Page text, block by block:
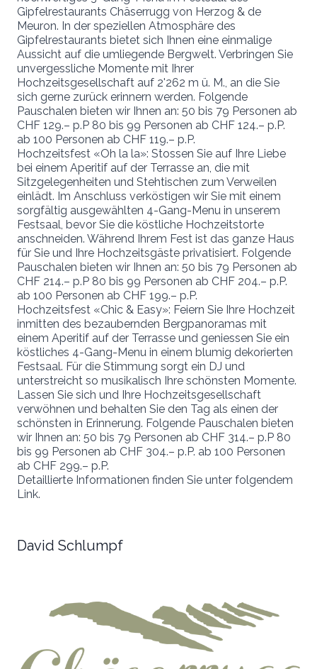
Gipfelrestaurants Chäserrugg von Herzog & de
Meuron. In der speziellen Atmosphäre des
Gipfelrestaurants bietet sich Ihnen eine einmalige
Aussicht auf die umliegende Bergwelt. Verbringen Sie
unvergessliche Momente mit Ihrer
Hochzeitsgesellschaft auf 2'262 m ü. M., an die Sie
sich gerne zurück erinnern werden. Folgende
Pauschalen bieten wir Ihnen an: 50 bis 79 Personen ab
CHF 129.– p.P 80 bis 99 Personen ab CHF 124.– p.P.
ab 100 Personen ab CHF 119.– p.P.
Hochzeitsfest «Oh la la»: Stossen Sie auf Ihre Liebe
bei einem Aperitif auf der Terrasse an, die mit
Sitzgelegenheiten und Stehtischen zum Verweilen
einlädt. Im Anschluss verköstigen wir Sie mit einem
sorgfältig ausgewählten 4-Gang-Menu in unserem
Festsaal, bevor Sie die köstliche Hochzeitstorte
anschneiden. Während Ihrem Fest ist das ganze Haus
für Sie und Ihre Hochzeitsgäste privatisiert. Folgende
Pauschalen bieten wir Ihnen an: 50 bis 79 Personen ab
CHF 214.– p.P 80 bis 99 Personen ab CHF 204.– p.P.
ab 100 Personen ab CHF 199.– p.P.
Hochzeitsfest «Chic & Easy»: Feiern Sie Ihre Hochzeit
inmitten des bezaubernden Bergpanoramas mit
einem Aperitif auf der Terrasse und geniessen Sie ein
köstliches 4-Gang-Menu in einem blumig dekorierten
Festsaal. Für die Stimmung sorgt ein DJ und
unterstreicht so musikalisch Ihre schönsten Momente.
Lassen Sie sich und Ihre Hochzeitsgesellschaft
verwöhnen und behalten Sie den Tag als einen der
schönsten in Erinnerung. Folgende Pauschalen bieten
wir Ihnen an: 50 bis 79 Personen ab CHF 314.– p.P 80
bis 99 Personen ab CHF 304.– p.P. ab 100 Personen
ab CHF 299.– p.P.
Detaillierte Informationen finden Sie unter folgendem
Link.
David Schlumpf